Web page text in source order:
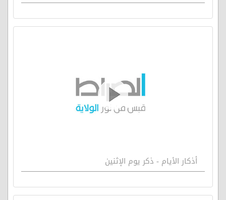
أذكار الأيام - ذكر يوم الإثنين